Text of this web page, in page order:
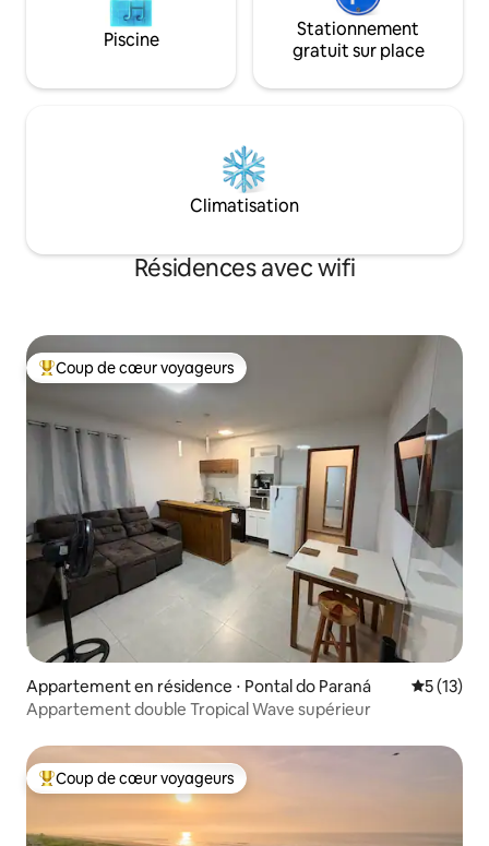
Piscine
Stationnement
gratuit sur place
Climatisation
Résidences avec wifi
Coups de cœur voyageurs les plus appréciés
Coup de cœur voyageurs
Appartement en résidence ⋅ Pontal do Paraná
5 (13)
Appartement double Tropical Wave supérieur
Coups de cœur voyageurs les plus appréciés
Coup de cœur voyageurs